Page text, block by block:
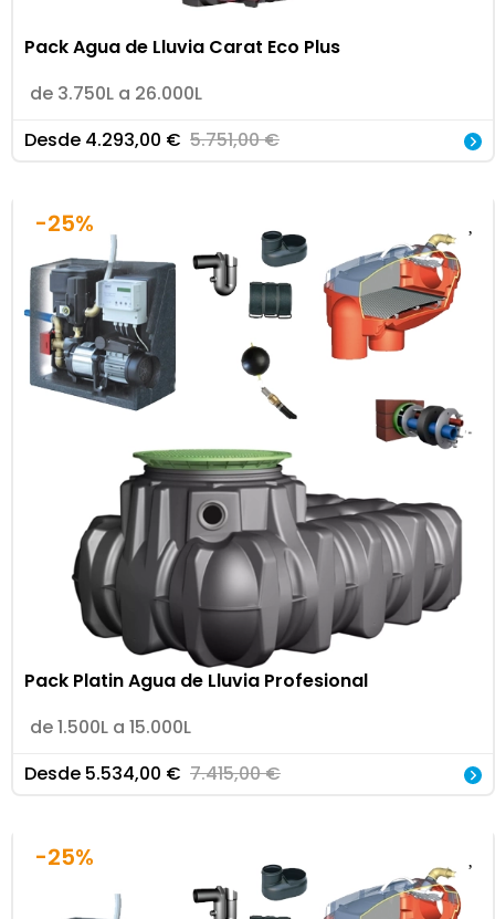
Pack Agua de Lluvia Carat Eco Plus
de 3.750L a 26.000L
Desde 4.293,00 € 5.751,00€
-25%
Pack Platin Agua de Lluvia Profesional
de 1.500L a 15.000L
Desde 5.534,00 € 7.415,00€
-25%